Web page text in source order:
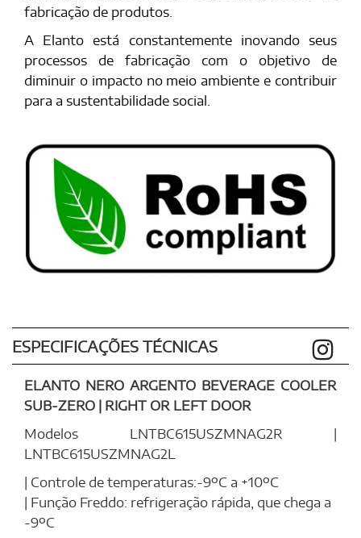
fabricação de produtos.
A Elanto está constantemente inovando seus
processos de fabricação com o objetivo de
diminuir o impacto no meio ambiente e contribuir
para a sustentabilidade social.
ESPECIFICAÇÕES TÉCNICAS
ELANTO NERO ARGENTO BEVERAGE COOLER
SUB-ZERO | RIGHT OR LEFT DOOR
Modelos LNTBC615USZMNAG2R |
LNTBC615USZMNAG2L
| Controle de temperaturas:-9ºC a +10ºC
| Função Freddo: refrigeração rápida, que chega a
-9ºC